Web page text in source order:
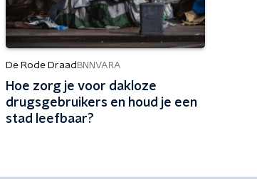
De Rode Draad BNNVARA
Hoe zorg je voor dakloze
drugsgebruikers en houd je een
stad leefbaar?